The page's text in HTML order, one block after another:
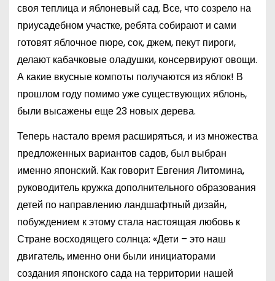
своя теплица и яблоневый сад. Все, что созрело на
приусадебном участке, ребята собирают и сами
готовят яблочное пюре, сок, джем, пекут пироги,
делают кабачковые оладушки, консервируют овощи.
А какие вкусные компоты получаются из яблок! В
прошлом году помимо уже существующих яблонь,
были высажены еще 23 новых дерева.
Теперь настало время расширяться, и из множества
предложенных вариантов садов, был выбран
именно японский. Как говорит Евгения Литомина,
руководитель кружка дополнительного образования
детей по направлению ландшафтный дизайн,
побуждением к этому стала настоящая любовь к
Стране восходящего солнца: «Дети – это наш
двигатель, именно они были инициаторами
создания японского сада на территории нашей